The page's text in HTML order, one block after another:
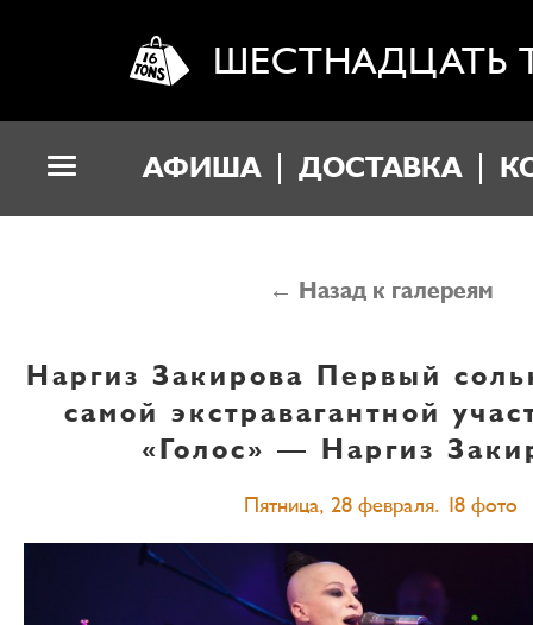
ШЕСТНАДЦАТЬ
АФИША ДОСТАВКА
← Назад к галереям
Наргиз Закирова Первый
самой экстравагантной
«Голос» — Наргиз
Пятница, 28 февраля. 18 фото